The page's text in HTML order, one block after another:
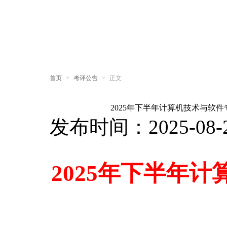
首页 > 考评公告 > 正文
2025年下半年计算机技术与软
发布时间：2025-
2025年下半年计